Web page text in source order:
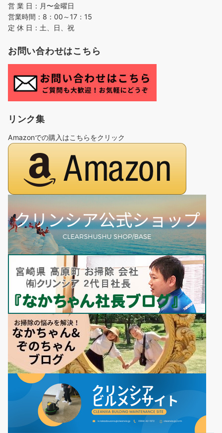
営 業 日：月〜金曜日
営業時間：8：00～17：15
定 休 日：土、日、祝
お問い合わせはこちら
リンク集
Amazonでの購入はこちらをクリック